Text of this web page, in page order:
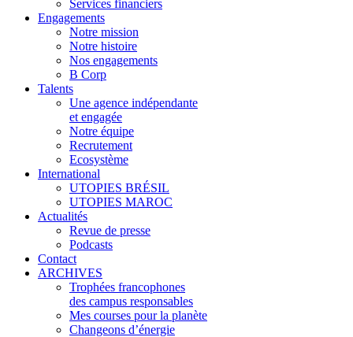
Services financiers
Engagements
Notre mission
Notre histoire
Nos engagements
B Corp
Talents
Une agence indépendante
et engagée
Notre équipe
Recrutement
Ecosystème
International
UTOPIES BRÉSIL
UTOPIES MAROC
Actualités
Revue de presse
Podcasts
Contact
ARCHIVES
Trophées francophones
des campus responsables
Mes courses pour la planète
Changeons d’énergie